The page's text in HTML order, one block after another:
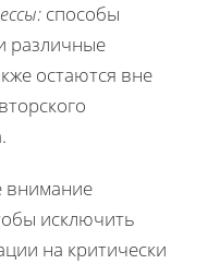
способы
различные
остаются вне
внимание
исключить
на критически